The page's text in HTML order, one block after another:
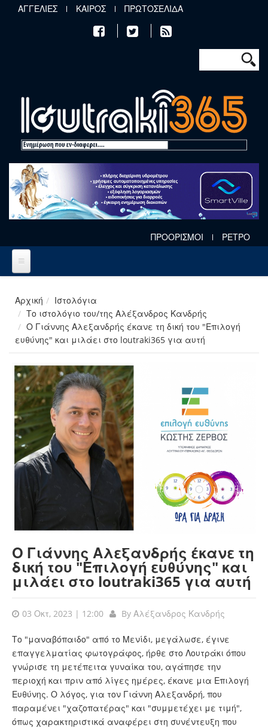
Παράκαμψη προς το κυρίως περιεχόμενο
ΑΓΓΕΛΙΕΣ ΚΑΙΡΟΣ ΠΡΩΤΟΣΕΛΙΔΑ
Φόρμα
Αναζήτηση
ΠΡΟΟΡΙΣΜΟΙ ΡΕΤΡΟ
Αρχική
Ιστολόγια
Το ιστολόγιο του/της Αλέξανδρος Κανδρής
Ο Γιάννης Αλεξανδρής έκανε τη δική του "Επιλογή
ευθύνης" και μιλάει στο loutraki365 για αυτή
Ο Γιάννης Αλεξανδρής έκανε τη
δική του "Επιλογή ευθύνης" και
μιλάει στο loutraki365 για αυτή
03 Οκτ, 2023 | 12:00 By Αλέξανδρος Κανδρής
Το "μαναβόπαιδο" από το Μενίδι, μεγάλωσε, έγινε
επαγγελματίας φωτογράφος, ήρθε στο Λουτράκι όπου
γνώρισε τη μετέπειτα γυναίκα του, αγάπησε την
περιοχή και πριν από λίγες ημέρες, έκανε μια Επιλογή
Ευθύνης. Ο λόγος, για τον Γιάννη Αλεξανδρή, που
παραμένει "χαζοπατέρας" και "συμμετέχει με τιμή",
όπως χαρακτηριστικά αναφέρει στη συνέντευξη που